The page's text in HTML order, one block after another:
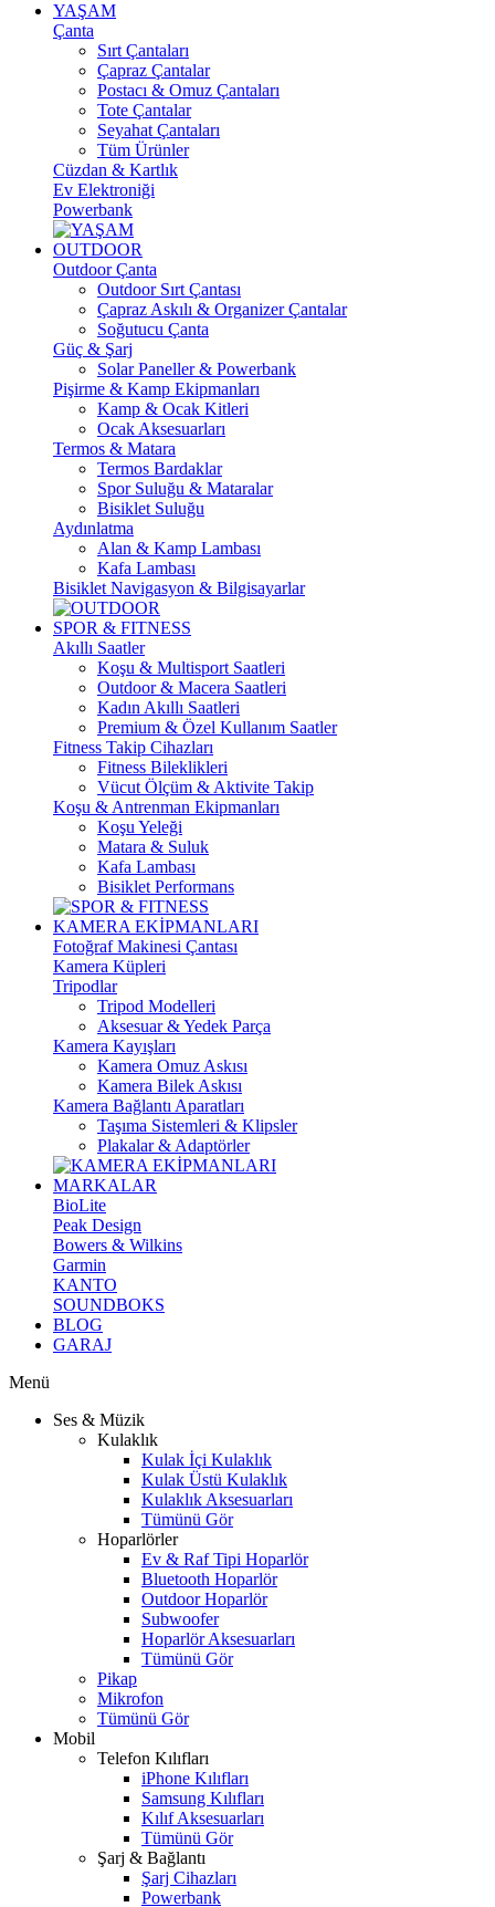
YAŞAM
Çanta
Sırt Çantaları
Çapraz Çantalar
Postacı & Omuz Çantaları
Tote Çantalar
Seyahat Çantaları
Tüm Ürünler
Cüzdan & Kartlık
Ev Elektroniği
Powerbank
OUTDOOR
Outdoor Çanta
Outdoor Sırt Çantası
Çapraz Askılı & Organizer Çantalar
Soğutucu Çanta
Güç & Şarj
Solar Paneller & Powerbank
Pişirme & Kamp Ekipmanları
Kamp & Ocak Kitleri
Ocak Aksesuarları
Termos & Matara
Termos Bardaklar
Spor Suluğu & Mataralar
Bisiklet Suluğu
Aydınlatma
Alan & Kamp Lambası
Kafa Lambası
Bisiklet Navigasyon & Bilgisayarlar
SPOR & FITNESS
Akıllı Saatler
Koşu & Multisport Saatleri
Outdoor & Macera Saatleri
Kadın Akıllı Saatleri
Premium & Özel Kullanım Saatler
Fitness Takip Cihazları
Fitness Bileklikleri
Vücut Ölçüm & Aktivite Takip
Koşu & Antrenman Ekipmanları
Koşu Yeleği
Matara & Suluk
Kafa Lambası
Bisiklet Performans
KAMERA EKİPMANLARI
Fotoğraf Makinesi Çantası
Kamera Küpleri
Tripodlar
Tripod Modelleri
Aksesuar & Yedek Parça
Kamera Kayışları
Kamera Omuz Askısı
Kamera Bilek Askısı
Kamera Bağlantı Aparatları
Taşıma Sistemleri & Klipsler
Plakalar & Adaptörler
MARKALAR
BioLite
Peak Design
Bowers & Wilkins
Garmin
KANTO
SOUNDBOKS
BLOG
GARAJ
Menü
Ses & Müzik
Kulaklık
Kulak İçi Kulaklık
Kulak Üstü Kulaklık
Kulaklık Aksesuarları
Tümünü Gör
Hoparlörler
Ev & Raf Tipi Hoparlör
Bluetooth Hoparlör
Outdoor Hoparlör
Subwoofer
Hoparlör Aksesuarları
Tümünü Gör
Pikap
Mikrofon
Tümünü Gör
Mobil
Telefon Kılıfları
iPhone Kılıfları
Samsung Kılıfları
Kılıf Aksesuarları
Tümünü Gör
Şarj & Bağlantı
Şarj Cihazları
Powerbank